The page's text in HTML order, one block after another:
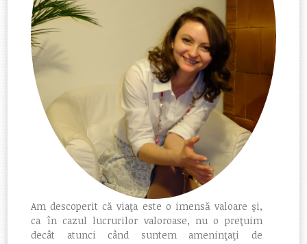
Am descoperit că viaţa este o imensă valoare şi,
ca în cazul lucrurilor valoroase, nu o preţuim
decât atunci când suntem ameninţaţi de